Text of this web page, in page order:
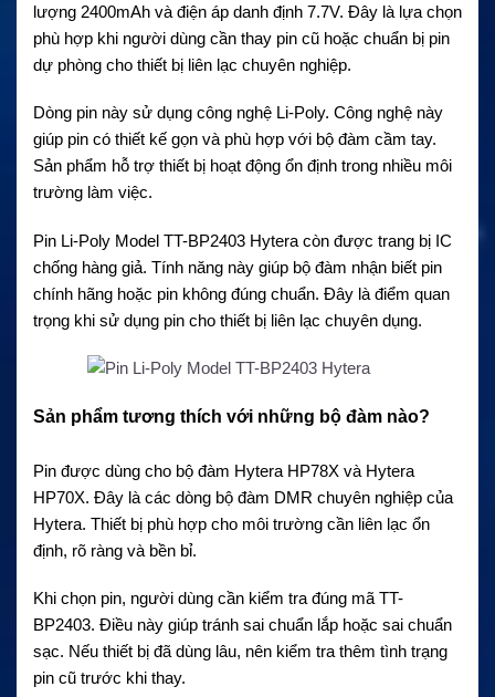
lượng 2400mAh và điện áp danh định 7.7V. Đây là lựa chọn
phù hợp khi người dùng cần thay pin cũ hoặc chuẩn bị pin
dự phòng cho thiết bị liên lạc chuyên nghiệp.
Dòng pin này sử dụng công nghệ Li-Poly. Công nghệ này
giúp pin có thiết kế gọn và phù hợp với bộ đàm cầm tay.
Sản phẩm hỗ trợ thiết bị hoạt động ổn định trong nhiều môi
trường làm việc.
Pin Li-Poly Model TT-BP2403 Hytera còn được trang bị IC
chống hàng giả. Tính năng này giúp bộ đàm nhận biết pin
chính hãng hoặc pin không đúng chuẩn. Đây là điểm quan
trọng khi sử dụng pin cho thiết bị liên lạc chuyên dụng.
Sản phẩm tương thích với những bộ đàm nào?
Pin được dùng cho bộ đàm Hytera HP78X và Hytera
HP70X. Đây là các dòng bộ đàm DMR chuyên nghiệp của
Hytera. Thiết bị phù hợp cho môi trường cần liên lạc ổn
định, rõ ràng và bền bỉ.
Khi chọn pin, người dùng cần kiểm tra đúng mã TT-
BP2403. Điều này giúp tránh sai chuẩn lắp hoặc sai chuẩn
sạc. Nếu thiết bị đã dùng lâu, nên kiểm tra thêm tình trạng
pin cũ trước khi thay.